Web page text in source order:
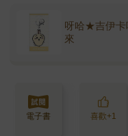
呀哈★吉伊卡
來
電子書 喜歡+1